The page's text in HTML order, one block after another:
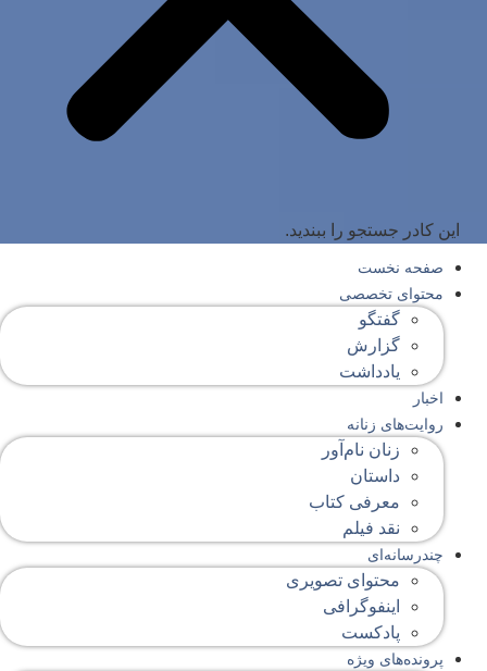
این کادر جستجو را ببندید.
صفحه‌ نخست
محتوای‌ تخصصی
گفتگو
گزارش
یادداشت
اخبار
روایت‌های زنانه
زنان نام‌آور
داستان
معرفی کتاب
نقد فیلم
چندرسانه‌ای
محتوای تصویری
اینفوگرافی
پادکست
پرونده‌های ویژه